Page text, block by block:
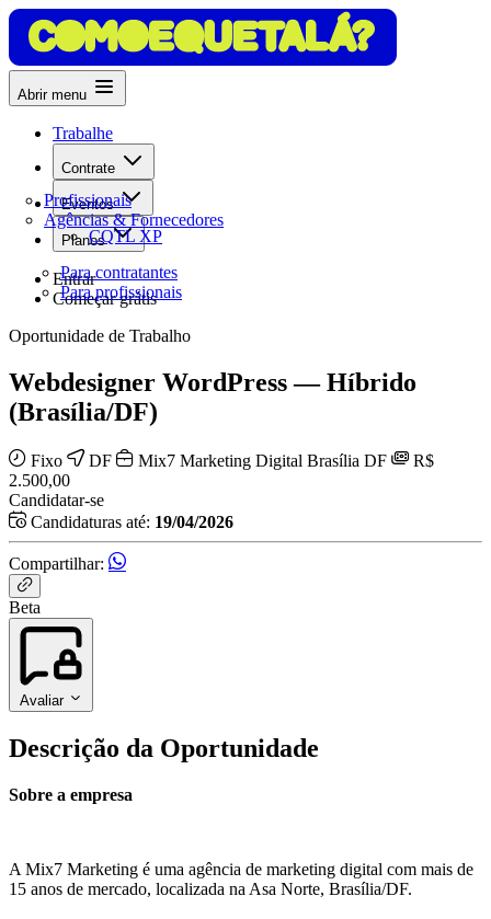
Abrir menu
Trabalhe
Contrate
Profissionais
Agências & Fornecedores
Eventos
CQTL XP
Planos
Para contratantes
Para profissionais
Entrar
Começar grátis
Oportunidade de Trabalho
Webdesigner WordPress — Híbrido
(Brasília/DF)
Fixo DF Mix7 Marketing Digital Brasília DF
R$
2.500,00
Candidatar-se
Candidaturas até: 19/04/2026
Compartilhar:
Beta
Avaliar
Descrição da Oportunidade
Sobre a empresa
A Mix7 Marketing é uma agência de marketing digital com mais de
15 anos de mercado, localizada na Asa Norte, Brasília/DF.